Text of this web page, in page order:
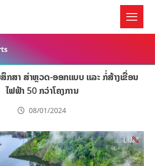
ສຶກສາ ສໍາຫຼວດ-ອອກແບບ ແລະ ກໍ່ສ້າງເຂື່ອນ
ໄຟຟ້າ 50 ກວ່າໂຄງການ
08/01/2024